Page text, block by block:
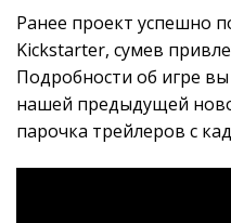
Ранее проект успешно
Kickstarter, сумев
Подробности об игре
нашей предыдущей
парочка трейлеров с